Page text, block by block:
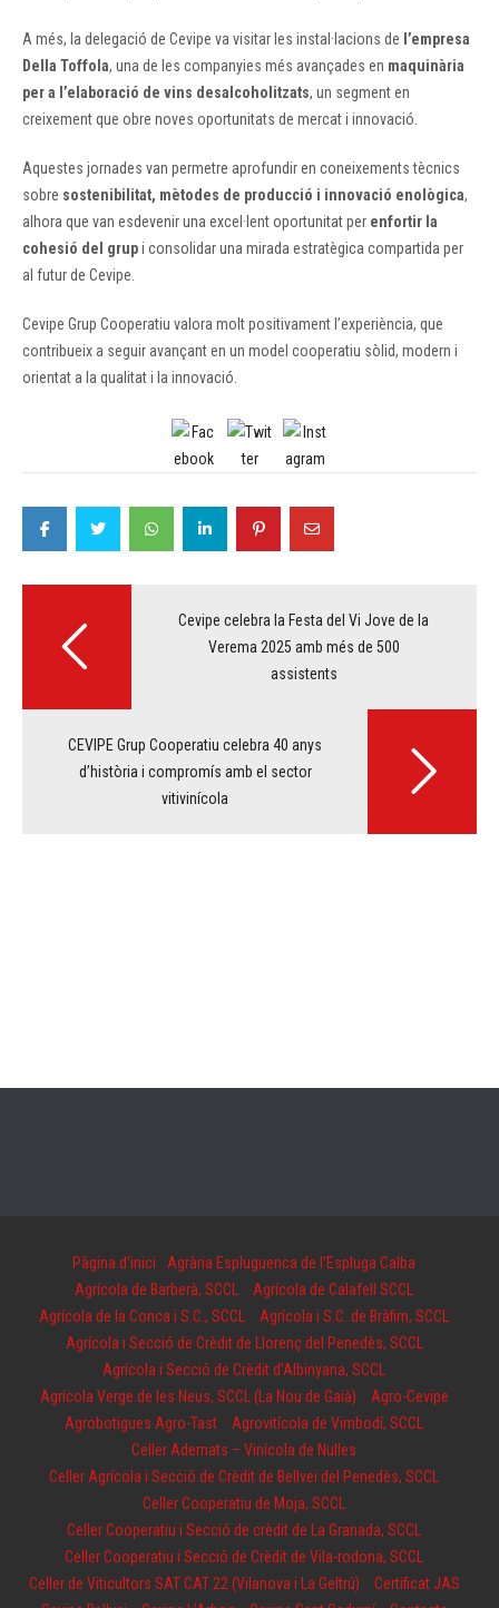
A més, la delegació de Cevipe va visitar les instal·lacions de l’empresa
Della Toffola, una de les companyies més avançades en maquinària
per a l’elaboració de vins desalcoholitzats, un segment en
creixement que obre noves oportunitats de mercat i innovació.
Aquestes jornades van permetre aprofundir en coneixements tècnics
sobre sostenibilitat, mètodes de producció i innovació enològica,
alhora que van esdevenir una excel·lent oportunitat per enfortir la
cohesió del grupi consolidar una mirada estratègica compartida per
al futur de Cevipe.
Cevipe Grup Cooperatiu valora molt positivament l’experiència, que
contribueix a seguir avançant en un model cooperatiu sòlid, modern i
orientat a la qualitat i la innovació.
Post
navigation
Cevipe celebra la Festa del Vi Jove de la
Verema 2025 amb més de 500
assistents
CEVIPE Grup Cooperatiu celebra 40 anys
d’història i compromís amb el sector
vitivinícola
Pàgina d'inici
Agrària Espluguenca de l’Espluga Calba
Agrícola de Barberà, SCCL
Agrícola de Calafell SCCL
Agrícola de la Conca i S.C., SCCL
Agrícola i S.C. de Bràfim, SCCL
Agrícola i Secció de Crèdit de Llorenç del Penedès, SCCL
Agrícola i Secció de Crèdit d’Albinyana, SCCL
Agrícola Verge de les Neus, SCCL (La Nou de Gaià)
Agro-Cevipe
Agrobotigues Agro-Tast
Agrovitícola de Vimbodí, SCCL
Celler Adernats – Vinícola de Nulles
Celler Agrícola i Secció de Crèdit de Bellvei del Penedès, SCCL
Celler Cooperatiu de Moja, SCCL
Celler Cooperatiu i Secció de crèdit de La Granada, SCCL
Celler Cooperatiu i Secció de Crèdit de Vila-rodona, SCCL
Celler de Viticultors SAT CAT 22 (Vilanova i La Geltrú)
Certificat JAS